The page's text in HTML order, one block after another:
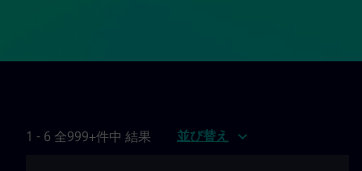
1 - 6 全999+件中 結果 並び替え